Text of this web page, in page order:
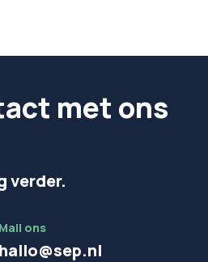
met ons
verder.
Mail ons
hallo@sep.nl